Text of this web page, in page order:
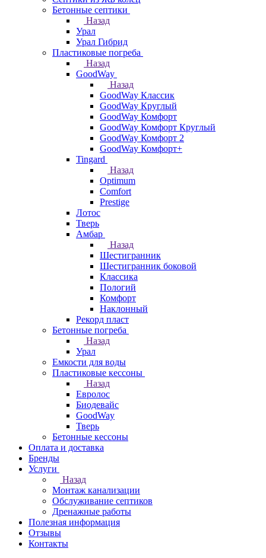
Бетонные септики
Назад
Урал
Урал Гибрид
Пластиковые погреба
Назад
GoodWay
Назад
GoodWay Классик
GoodWay Круглый
GoodWay Комфорт
GoodWay Комфорт Круглый
GoodWay Комфорт 2
GoodWay Комфорт+
Tingard
Назад
Optimum
Comfort
Prestige
Лотос
Тверь
Амбар
Назад
Шестигранник
Шестигранник боковой
Классика
Пологий
Комфорт
Наклонный
Рекорд пласт
Бетонные погреба
Назад
Урал
Емкости для воды
Пластиковые кессоны
Назад
Евролос
Биодевайс
GoodWay
Тверь
Бетонные кессоны
Оплата и доставка
Бренды
Услуги
Назад
Монтаж канализации
Обслуживание септиков
Дренажные работы
Полезная информация
Отзывы
Контакты